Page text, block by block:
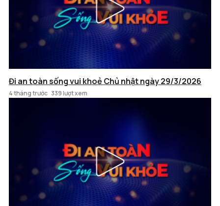
Đi an toàn sống vui khoẻ Chủ nhật ngày 29/3/2026
4 tháng trước 339 lượt xem